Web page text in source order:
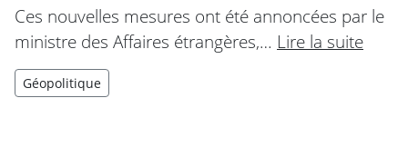
Ces nouvelles mesures ont été annoncées par le
ministre des Affaires étrangères,… Lire la suite
Géopolitique